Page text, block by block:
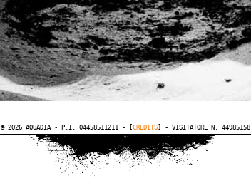
© 2026 AQUADIA - P.I. 04458511211 - [CREDITS] - VISITATORE N. 44985158